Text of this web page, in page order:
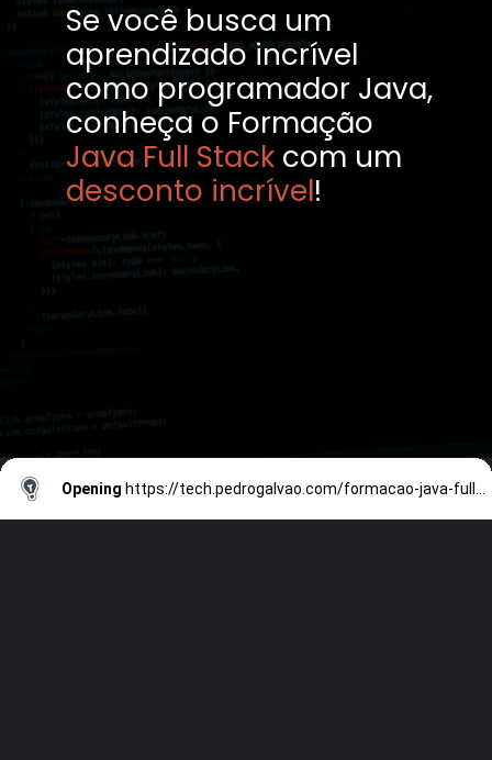
Se você busca um
aprendizado incrível
como programador Java,
conheça o Formação
Java Full Stackcom um
desconto incrível!
Opening